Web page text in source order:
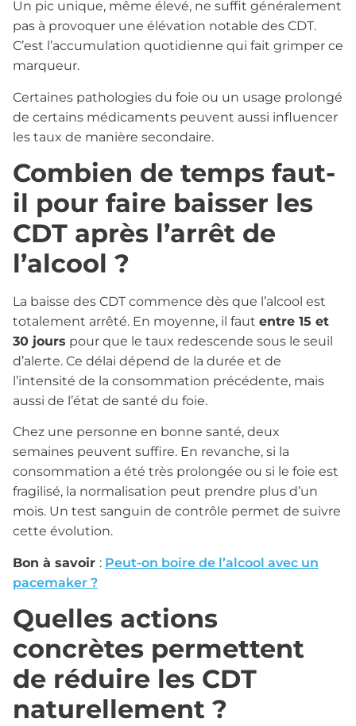
Un pic unique, même élevé, ne suffit généralement
pas à provoquer une élévation notable des CDT.
C’est l’accumulation quotidienne qui fait grimper ce
marqueur.
Certaines pathologies du foie ou un usage prolongé
de certains médicaments peuvent aussi influencer
les taux de manière secondaire.
Combien de temps faut-
il pour faire baisser les
CDT après l’arrêt de
l’alcool ?
La baisse des CDT commence dès que l’alcool est
totalement arrêté. En moyenne, il faut entre 15 et
30 jours pour que le taux redescende sous le seuil
d’alerte. Ce délai dépend de la durée et de
l’intensité de la consommation précédente, mais
aussi de l’état de santé du foie.
Chez une personne en bonne santé, deux
semaines peuvent suffire. En revanche, si la
consommation a été très prolongée ou si le foie est
fragilisé, la normalisation peut prendre plus d’un
mois. Un test sanguin de contrôle permet de suivre
cette évolution.
Bon à savoir : Peut-on boire de l’alcool avec un
pacemaker ?
Quelles actions
concrètes permettent
de réduire les CDT
naturellement ?